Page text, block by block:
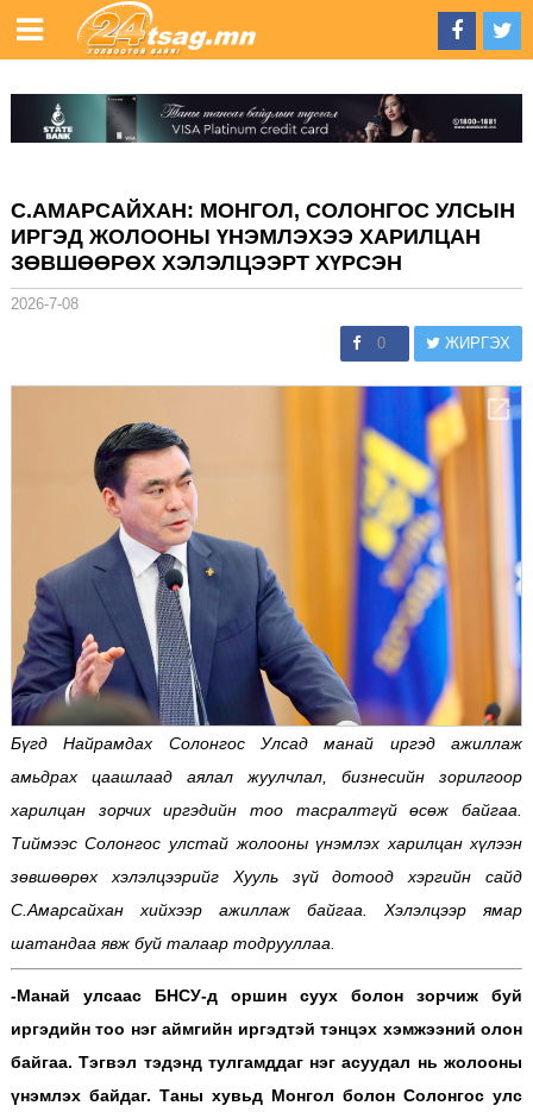
С.АМАРСАЙХАН: МОНГОЛ, СОЛОНГОС УЛСЫН
ИРГЭД ЖОЛООНЫ ҮНЭМЛЭХЭЭ ХАРИЛЦАН
ЗӨВШӨӨРӨХ ХЭЛЭЛЦЭЭРТ ХҮРСЭН
2026-7-08
0 ЖИРГЭХ
Бүгд Найрамдах Солонгос Улсад манай иргэд ажиллаж
амьдрах цаашлаад аялал жуулчлал, бизнесийн зорилгоор
харилцан зорчих иргэдийн тоо тасралтгүй өсөж байгаа.
ТиймээсСолонгос улстай жолооны үнэмлэх харилцан хүлээн
зөвшөөрөх хэлэлцээрийг Хууль зүй дотоод хэргийн сайд
С.Амарсайхан хийхээр ажиллаж байгаа. Хэлэлцээр ямар
шатандаа явж буй талаар тодрууллаа.
-Манай улсаас БНСУ-д оршин суух болон зорчиж буй
иргэдийн тоо нэг аймгийн иргэдтэй тэнцэх хэмжээний олон
байгаа. Тэгвэл тэдэнд тулгамддаг нэг асуудал нь жолооны
үнэмлэх байдаг. Таны хувьд Монгол болон Солонгос улс